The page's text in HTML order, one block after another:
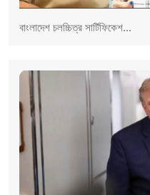
বাংলাদেশ চলচ্চিত্র সার্টিফিকেশ...